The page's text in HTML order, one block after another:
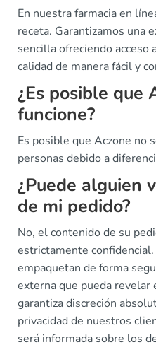
En nuestra farmacia en
receta. Garantizamos una
sencilla ofreciendo acceso
calidad de manera fácil y
¿Es posible que
funcione?
Es posible que Aczone no
personas debido a
¿Puede alguien
de mi pedido?
No, el contenido de su
estrictamente
empaquetan de forma
externa que pueda revelar
garantiza discreción
privacidad de nuestros
será informada sobre los